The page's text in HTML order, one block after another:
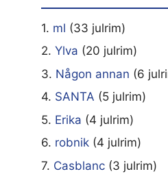
1. ml (33 julrim)
2. Ylva (20 julrim)
3. Någon annan (6
4. SANTA (5 julrim)
5. Erika (4 julrim)
6. robnik (4 julrim)
7. Casblanc (3 julrim)